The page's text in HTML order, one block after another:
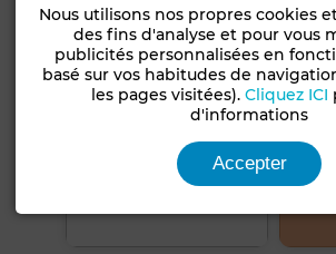
+24
Nous utilisons nos propres cookies
des fins d'analyse et pour vous
publicités personnalisées en
basé sur vos habitudes de
les pages visitées). Cliquez ICI
d'informations
Accepter